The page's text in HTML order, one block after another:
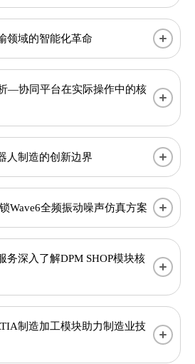
领域的智能化革命
—协同平台在实际操作中的核
人制造的创新边界
Wave6全频振动噪声仿真方案
务深入了解DPM SHOP模块核
制造加工模块助力制造业技